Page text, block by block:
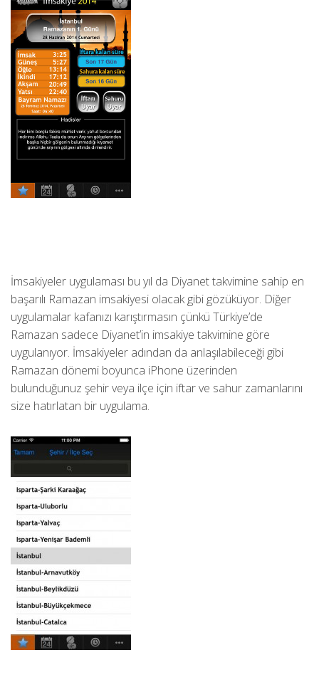
İmsakiyeler uygulaması bu yıl da Diyanet takvimine sahip en
başarılı Ramazan imsakiyesi olacak gibi gözüküyor. Diğer
uygulamalar kafanızı karıştırmasın çünkü Türkiye’de
Ramazan sadece Diyanet’in imsakiye takvimine göre
uygulanıyor. İmsakiyeler adından da anlaşılabileceği gibi
Ramazan dönemi boyunca iPhone üzerinden
bulunduğunuz şehir veya ilçe için iftar ve sahur zamanlarını
size hatırlatan bir uygulama.